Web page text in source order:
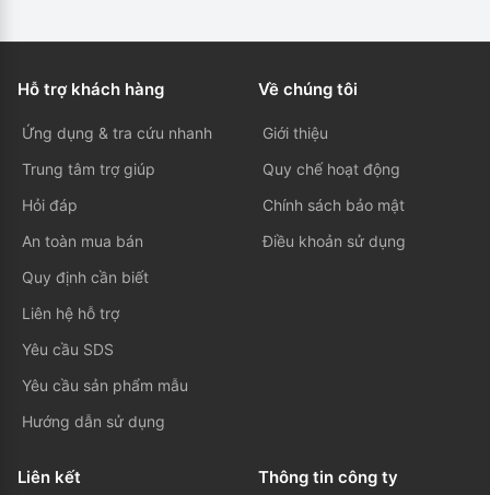
Hỗ trợ khách hàng
Ứng dụng & tra cứu nhanh
Trung tâm trợ giúp
Hỏi đáp
An toàn mua bán
Quy định cần biết
Liên hệ hỗ trợ
Yêu cầu SDS
Yêu cầu sản phẩm mẫu
Hướng dẫn sử dụng
Về chúng tôi
Giới thiệu
Quy chế hoạt động
Chính sách bảo mật
Điều khoản sử dụng
Liên kết Thông tin công ty